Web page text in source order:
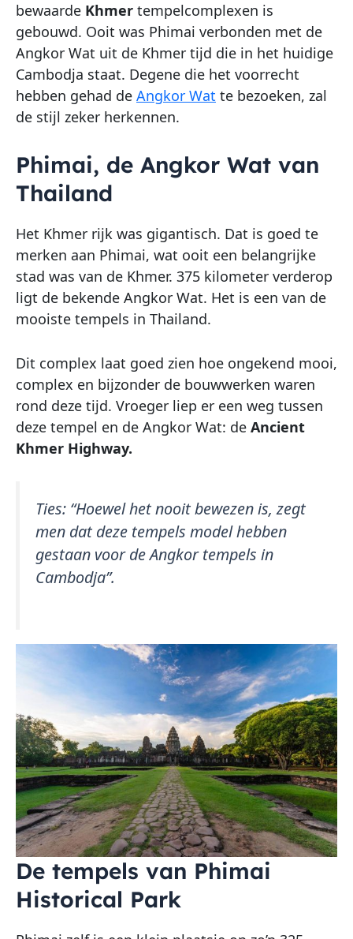
bewaarde Khmer tempelcomplexen is
gebouwd. Ooit was Phimai verbonden met de
Angkor Wat uit de Khmer tijd die in het huidige
Cambodja staat. Degene die het voorrecht
hebben gehad de Angkor Wat te bezoeken, zal
de stijl zeker herkennen.
Phimai, de Angkor Wat van
Thailand
Het Khmer rijk was gigantisch. Dat is goed te
merken aan Phimai, wat ooit een belangrijke
stad was van de Khmer. 375 kilometer verderop
ligt de bekende Angkor Wat. Het is een van de
mooiste tempels in Thailand.
Dit complex laat goed zien hoe ongekend mooi,
complex en bijzonder de bouwwerken waren
rond deze tijd. Vroeger liep er een weg tussen
deze tempel en de Angkor Wat: de Ancient
Khmer Highway.
Ties: “Hoewel het nooit bewezen is, zegt
men dat deze tempels model hebben
gestaan voor de Angkor tempels in
Cambodja”.
De tempels van Phimai
Historical Park